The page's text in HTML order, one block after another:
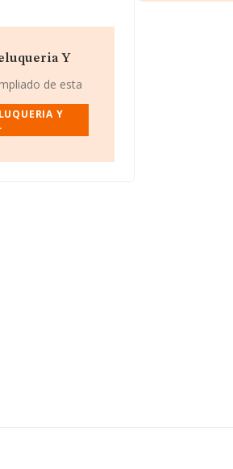
el número de
Carrera S.L
en Calle
Frontera, en
27.497
entre todas las
Y
de esta
Y